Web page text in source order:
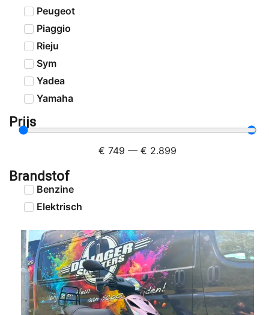
Peugeot
Piaggio
Rieju
Sym
Yadea
Yamaha
Prijs
€ 749 — € 2.899
Brandstof
Benzine
Elektrisch